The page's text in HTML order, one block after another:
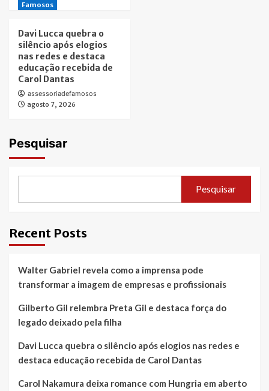
Famosos
Davi Lucca quebra o
silêncio após elogios
nas redes e destaca
educação recebida de
Carol Dantas
assessoriadefamosos
agosto 7, 2026
Pesquisar
Pesquisar
Recent Posts
Walter Gabriel revela como a imprensa pode
transformar a imagem de empresas e profissionais
Gilberto Gil relembra Preta Gil e destaca força do
legado deixado pela filha
Davi Lucca quebra o silêncio após elogios nas redes e
destaca educação recebida de Carol Dantas
Carol Nakamura deixa romance com Hungria em aberto